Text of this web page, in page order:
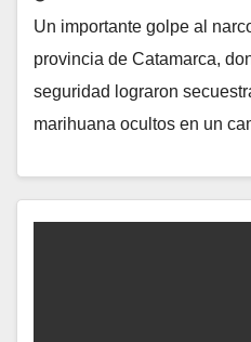
Un importante golpe al
provincia de Catamarca,
seguridad lograron
marihuana ocultos en un